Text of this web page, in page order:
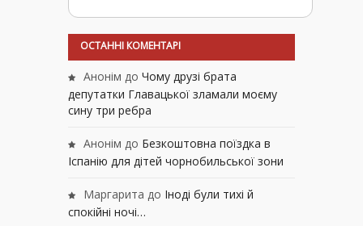
ОСТАННІ КОМЕНТАРІ
Анонім до Чому друзі брата
депутатки Главацької зламали моєму
сину три ребра
Анонім до Безкоштовна поїздка в
Іспанію для дітей чорнобильської зони
Маргарита до Іноді були тихі й
спокійні ночі…